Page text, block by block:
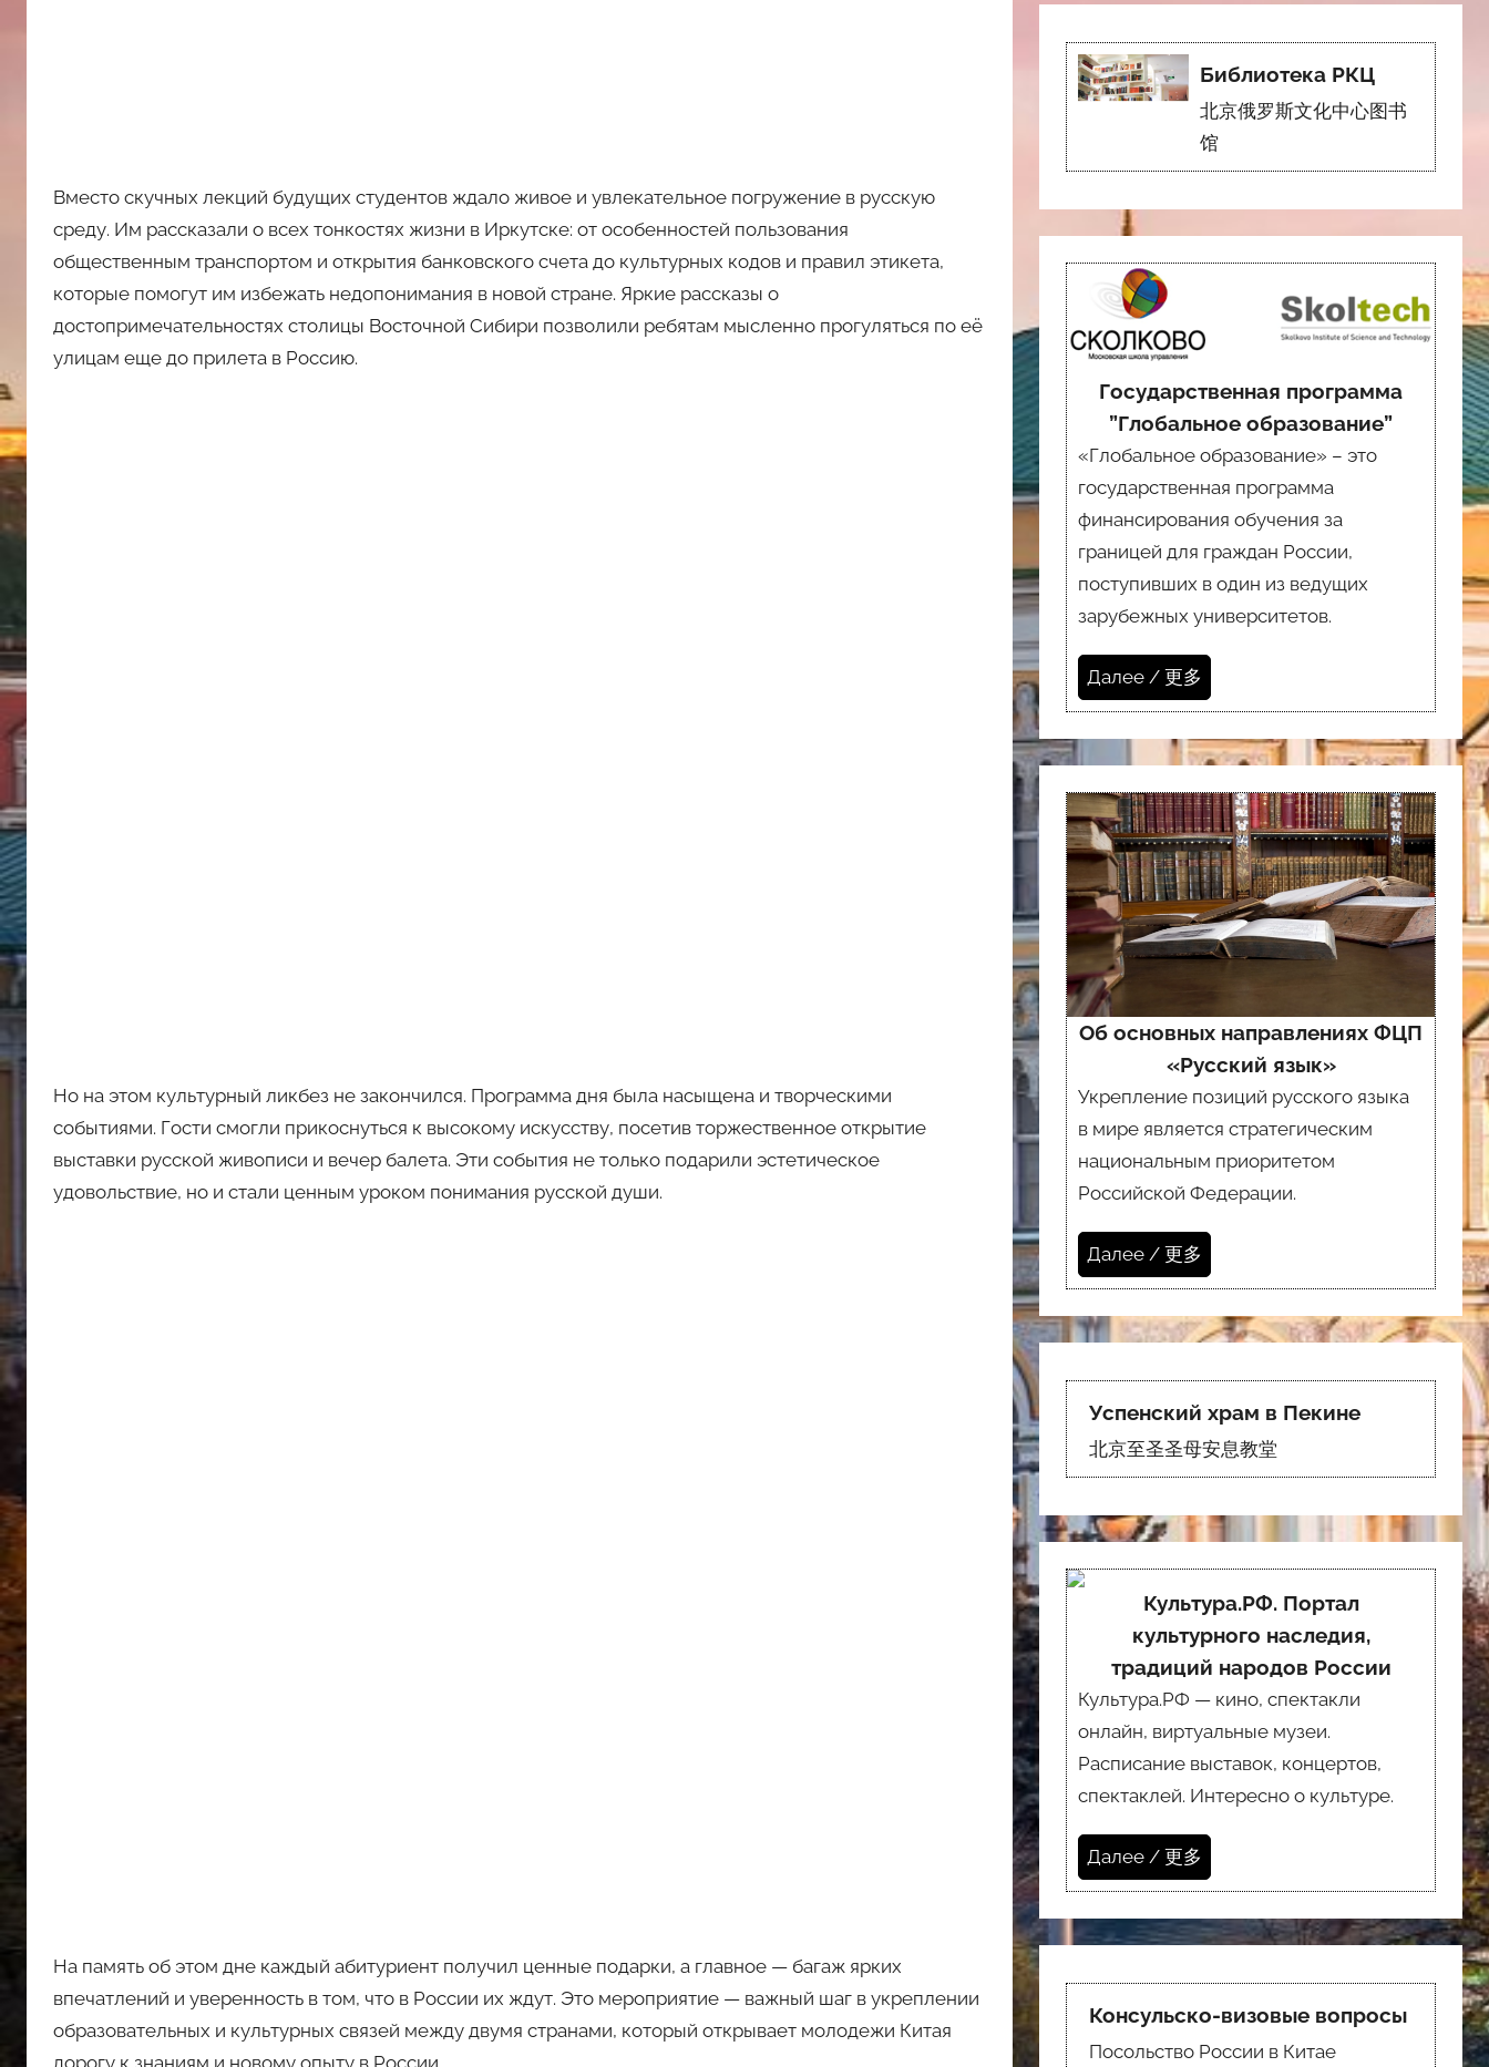
Вместо скучных лекций будущих студентов ждало живое и увлекательное погружение в русскую
среду. Им рассказали о всех тонкостях жизни в Иркутске: от особенностей пользования
общественным транспортом и открытия банковского счета до культурных кодов и правил этикета,
которые помогут им избежать недопонимания в новой стране. Яркие рассказы о
достопримечательностях столицы Восточной Сибири позволили ребятам мысленно прогуляться по её
улицам еще до прилета в Россию.
Но на этом культурный ликбез не закончился. Программа дня была насыщена и творческими
событиями. Гости смогли прикоснуться к высокому искусству, посетив торжественное открытие
выставки русской живописи и вечер балета. Эти события не только подарили эстетическое
удовольствие, но и стали ценным уроком понимания русской души.
На память об этом дне каждый абитуриент получил ценные подарки, а главное — багаж ярких
впечатлений и уверенность в том, что в России их ждут. Это мероприятие — важный шаг в укреплении
образовательных и культурных связей между двумя странами, который открывает молодежи Китая
Библиотека РКЦ
北京俄罗斯文化中心图书
馆
Государственная программа
”Глобальное образование”
«Глобальное образование» – это
государственная программа
финансирования обучения за
границей для граждан России,
поступивших в один из ведущих
зарубежных университетов.
Далее / 更多
Об основных направлениях ФЦП
«Русский язык»
Укрепление позиций русского языка
в мире является стратегическим
национальным приоритетом
Российской Федерации.
Далее / 更多
Успенский храм в Пекине
北京至圣圣母安息教堂
Культура.РФ. Портал
культурного наследия,
традиций народов России
Культура.РФ — кино, спектакли
онлайн, виртуальные музеи.
Расписание выставок, концертов,
спектаклей. Интересно о культуре.
Далее / 更多
Консульско-визовые вопросы
Посольство России в Китае